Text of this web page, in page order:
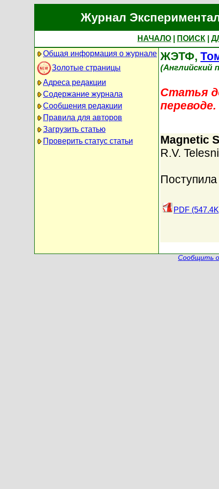
Журнал
НАЧАЛО ПОИСК
Общая информация о журнале
Золотые страницы
Адреса редакции
Содержание журнала
Сообщения редакции
Правила для авторов
Загрузить статью
Проверить статус статьи
ЖЭТФ,
(Английский
Статья
переводе.
Magnetic
R.V.
PDF
Сообщить о